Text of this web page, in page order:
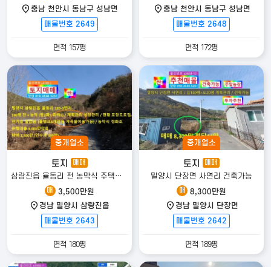
충남 천안시 동남구 성남면
매물번호 2649
면적 157평
충남 천안시 동남구 성남면
매물번호 2648
면적 172평
중개업소
토지 매매
삼랑진읍 율동리 전 농막식 주택있음
매 3,500만원
경남 밀양시 삼랑진읍
매물번호 2643
면적 180평
중개업소
토지 매매
밀양시 단장면 사연리 건축가능
매
8,300만원
경남 밀양시 단장면
매물번호 2642
면적 189평
발품탑 전원주택|사업자등록번호 : 650-14-02571 | 통신판매업신고번호
2026-서울강남ㅡ04342 |대표자
: 김용한 (고려대학교 체육학 박사 · 대표 공
|본사: 서울특별시 강남구 테헤란로79길 6, JS타워 3층 |
발품탑부동산|사업자등록번호: 579-29-01660 |중개업등록번호: 제
41830-2023-00046호 |
대표 공인중개사 : 김용한|중개사무소
: 경기도 양
평군 서종면 북한강로 755 (문호리 790-2) 101호 |전화: 031-774-0121 |
휴대전화: 010-3217-4378 |팩스: 031-772-0121
발품탑부동산TV 전원주택 전문 유튜브 채널 운영
24만 구독자와 함께하는 대한민국 대표 전원주택 전문 채널
Copyright 2022발품 탑 전원주택 . All rights reserved.
※ 사전 승낙없이 무단복제 및 전송 등의 행위를 금지합니다. 위반시 저작권법·콘텐츠